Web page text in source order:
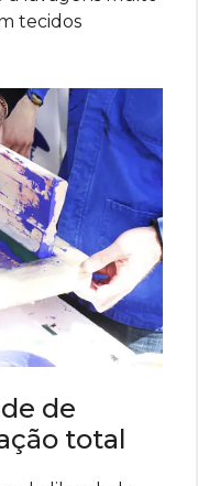
tecidos
de
total